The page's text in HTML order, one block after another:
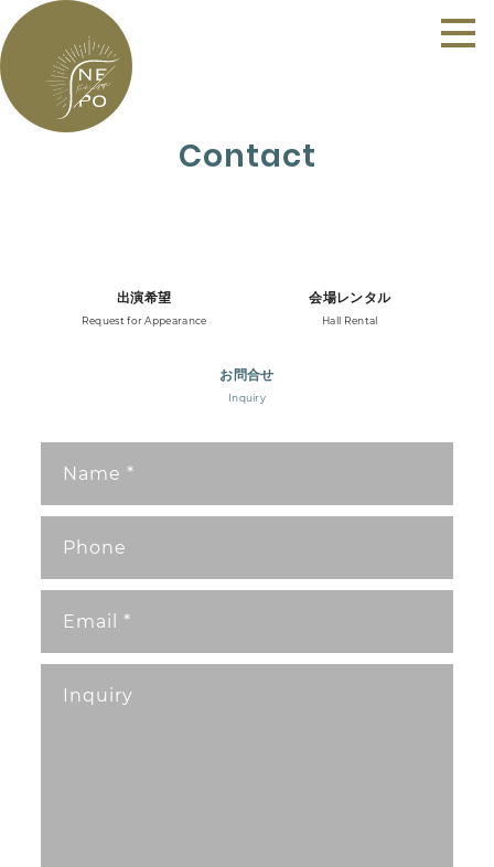
Contact
出演希望
Request for Appearance
会場レンタル
Hall Rental
お問合せ
Inquiry